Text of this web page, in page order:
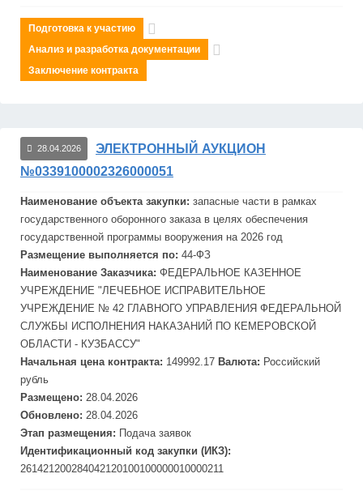
Подготовка к участию
Анализ и разработка документации
Заключение контракта
28.04.2026
ЭЛЕКТРОННЫЙ АУКЦИОН
№0339100002326000051
Наименование объекта закупки: запасные части в рамках
государственного оборонного заказа в целях обеспечения
государственной программы вооружения на 2026 год
Размещение выполняется по: 44-ФЗ
Наименование Заказчика: ФЕДЕРАЛЬНОЕ КАЗЕННОЕ
УЧРЕЖДЕНИЕ "ЛЕЧЕБНОЕ ИСПРАВИТЕЛЬНОЕ
УЧРЕЖДЕНИЕ № 42 ГЛАВНОГО УПРАВЛЕНИЯ ФЕДЕРАЛЬНОЙ
СЛУЖБЫ ИСПОЛНЕНИЯ НАКАЗАНИЙ ПО КЕМЕРОВСКОЙ
ОБЛАСТИ - КУЗБАССУ"
Начальная цена контракта: 149992.17 Валюта: Российский
рубль
Размещено: 28.04.2026
Обновлено: 28.04.2026
Этап размещения: Подача заявок
Идентификационный код закупки (ИКЗ):
261421200284042120100100000010000211